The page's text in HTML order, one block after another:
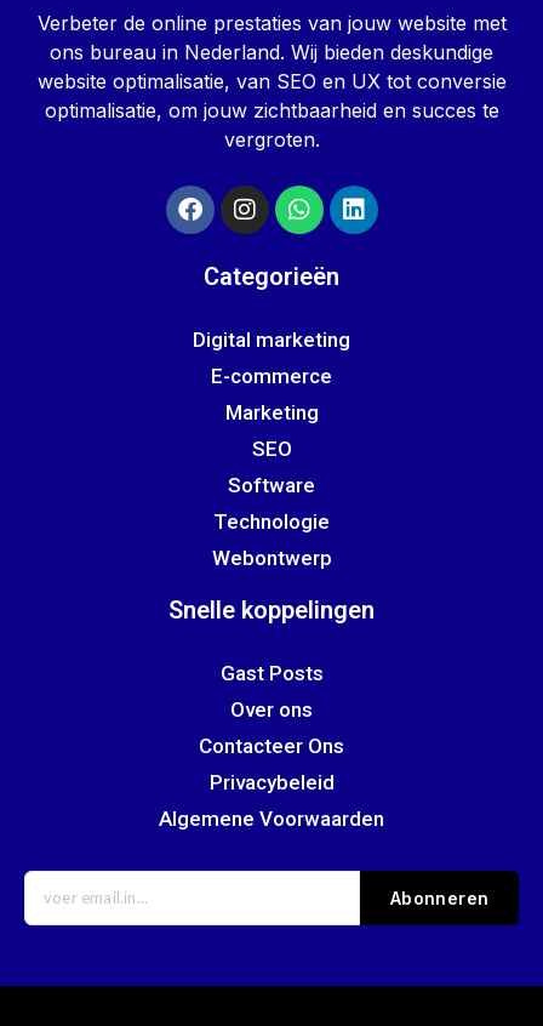
Verbeter de online prestaties van jouw website met
ons bureau in Nederland. Wij bieden deskundige
website optimalisatie, van SEO en UX tot conversie
optimalisatie, om jouw zichtbaarheid en succes te
vergroten.
Categorieën
Digital marketing
E-commerce
Marketing
SEO
Software
Technologie
Webontwerp
Snelle koppelingen
Gast Posts
Over ons
Contacteer Ons
Privacybeleid
Algemene Voorwaarden
Abonneren